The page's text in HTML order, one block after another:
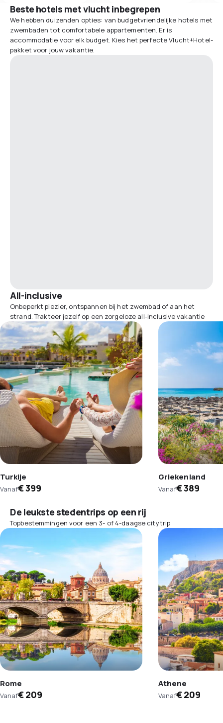
Beste hotels met vlucht inbegrepen
We hebben duizenden opties: van budgetvriendelijke hotels met
zwembaden tot comfortabele appartementen. Er is
accommodatie voor elk budget. Kies het perfecte Vlucht+Hotel-
pakket voor jouw vakantie.
All-inclusive
Onbeperkt plezier, ontspannen bij het zwembad of aan het
strand. Trakteer jezelf op een zorgeloze all-inclusive vakantie
Turkije
Vanaf€ 399
Griekenland
Vanaf€ 389
De leukste stedentrips op een rij
Topbestemmingen voor een 3- of 4-daagse citytrip
Rome
Vanaf€ 209
Athene
Vanaf€ 209